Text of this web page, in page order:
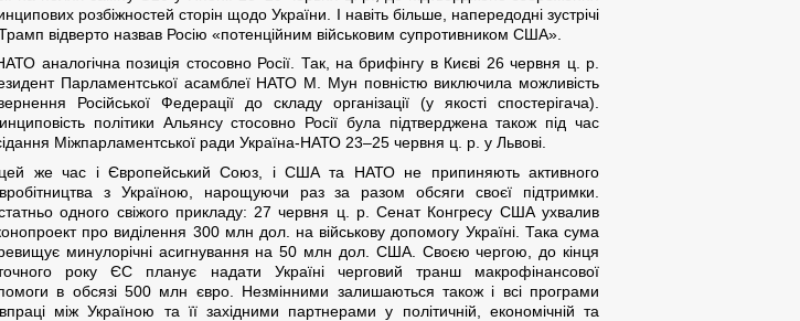
розбіжностей сторін щодо України. І навіть більше, напередодні зустрічі
відверто назвав Росію «потенційним військовим супротивником США».
аналогічна позиція стосовно Росії. Так, на брифінгу в Києві 26 червня ц. р.
Парламентської асамблеї НАТО М. Мун повністю виключила можливість
Російської Федерації до складу організації (у якості спостерігача).
політики Альянсу стосовно Росії була підтверджена також під час
Міжпарламентської ради Україна-НАТО 23–25 червня ц. р. у Львові.
же час і Європейський Союз, і США та НАТО не припиняють активного
з Україною, нарощуючи раз за разом обсяги своєї підтримки.
одного свіжого прикладу: 27 червня ц. р. Сенат Конгресу США ухвалив
про виділення 300 млн дол. на військову допомогу Україні. Така сума
минулорічні асигнування на 50 млн дол. США. Своєю чергою, до кінця
року ЄС планує надати Україні черговий транш макрофінансової
в обсязі 500 млн євро. Незмінними залишаються також і всі програми
між Україною та її західними партнерами у політичній, економічній та